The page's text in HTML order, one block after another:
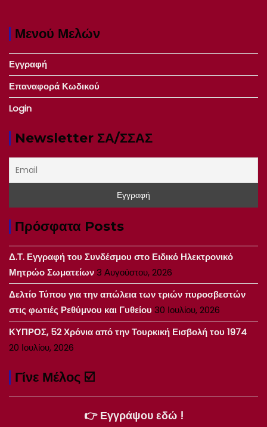
Μενού Μελών
Εγγραφή
Επαναφορά Κωδικού
Login
Newsletter ΣΑ/ΣΣΑΣ
Πρόσφατα Posts
Δ.Τ. Εγγραφή του Συνδέσμου στο Ειδικό Ηλεκτρονικό
Μητρώο Σωματείων3 Αυγούστου, 2026
Δελτίο Τύπου για την απώλεια των τριών πυροσβεστών
στις φωτιές Ρεθύμνου και Γυθείου 30 Ιουλίου, 2026
ΚΥΠΡΟΣ, 52 Χρόνια από την Τουρκική Εισβολή του 1974
20 Ιουλίου, 2026
Γίνε Μέλος ☑️
👉 Εγγράψου εδώ !